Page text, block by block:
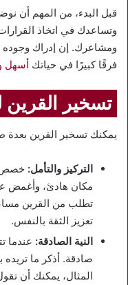
قبل البدء، من المهم أن
وتساعدك في اتخاذ
ومشاعرك. إن إدراك
فرقًا كبيرًا في حياتك أسهل
تسخير القرين
يمكنك تسخير القرين بعدة
التركيز والتأمل: خصص
مكان هادئ، وأغمض
تطلب من القرين
تعزيز الثقة بالنفس.
النية الصادقة: عندما
صادقة. أذكر ما
المثال، يمكنك أن